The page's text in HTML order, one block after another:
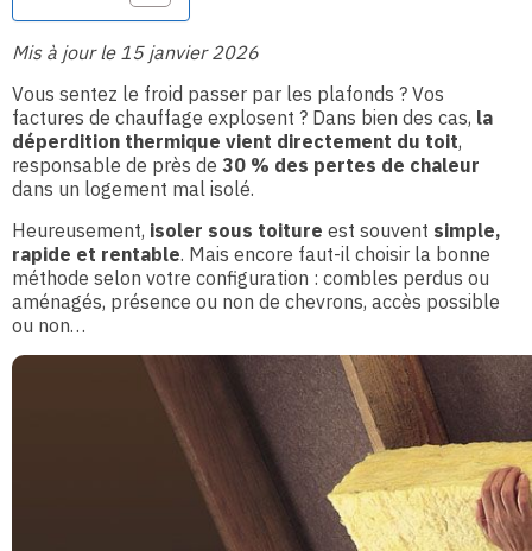
Mis à jour le 15 janvier 2026
Vous sentez le froid passer par les plafonds ? Vos
factures de chauffage explosent ? Dans bien des cas, la
déperdition thermique vient directement du toit,
responsable de près de 30 % des pertes de chaleur
dans un logement mal isolé.
Heureusement, isoler sous toiture est souvent simple,
rapide et rentable. Mais encore faut-il choisir la bonne
méthode selon votre configuration : combles perdus ou
aménagés, présence ou non de chevrons, accès possible
ou non…